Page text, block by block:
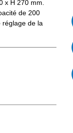
x H 270 mm.
de 200
réglage de la